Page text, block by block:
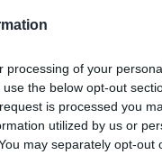
processing of your
the below opt-out
is processed you
utilized by us or
may separately opt-out